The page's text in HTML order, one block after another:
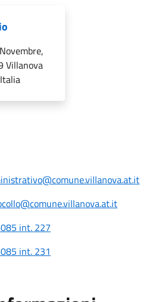
Villanova
int. 227
int. 231